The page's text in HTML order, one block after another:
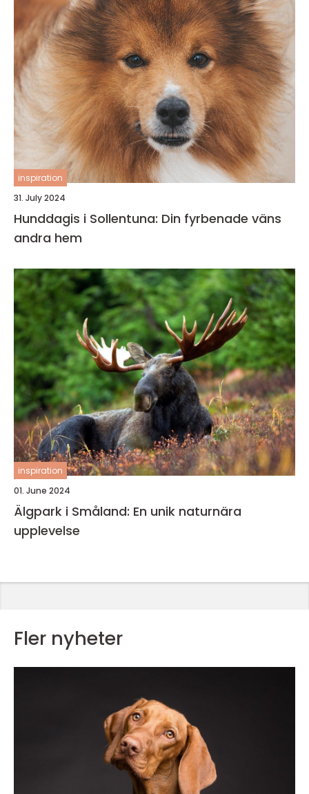
inspiration
31. July 2024
Hunddagis i Sollentuna: Din fyrbenade väns
andra hem
inspiration
01. June 2024
Älgpark i Småland: En unik naturnära
upplevelse
Fler nyheter